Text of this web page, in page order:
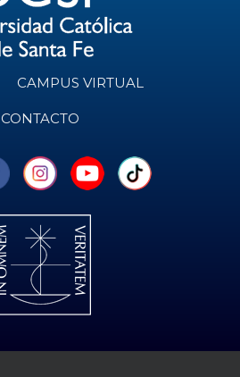
CAMPUS VIRTUAL
CONTACTO